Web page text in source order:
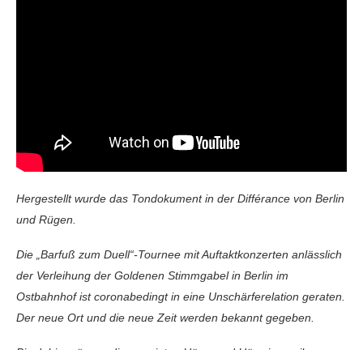
Hergestellt wurde das Tondokument in der Différance von Berlin
und Rügen.
Die „Barfuß zum Duell“-Tournee mit Auftaktkonzerten anlässlich
der Verleihung der Goldenen Stimmgabel in Berlin im
Ostbahnhof ist coronabedingt in eine Unschärferelation geraten.
Der neue Ort und die neue Zeit werden bekannt gegeben.